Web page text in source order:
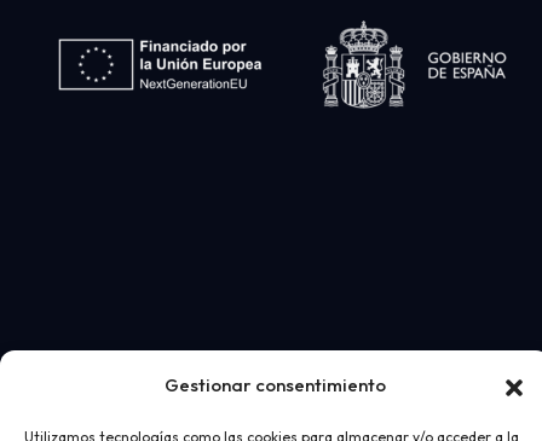
Gestionar consentimiento
Utilizamos tecnologías como las cookies para almacenar y/o acceder a la